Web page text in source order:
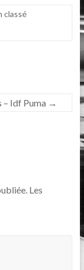
classé
– Idf Puma →
Les